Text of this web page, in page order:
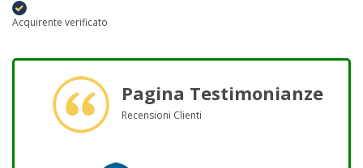
Acquirente verificato
Pagina Testimonianze
Recensioni Clienti